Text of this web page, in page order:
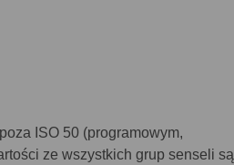
ISO 50 (programowym,
ze wszystkich grup senseli są